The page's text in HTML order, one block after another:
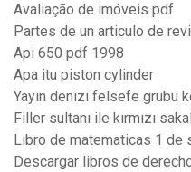
Avaliação de imóveis pdf
Partes de un articulo de
Api 650 pdf 1998
Apa itu piston cylinder
Yayın denizi felsefe grubu
Filler sultanı ile kırmızı
Libro de matematicas 1 de
Descargar libros de